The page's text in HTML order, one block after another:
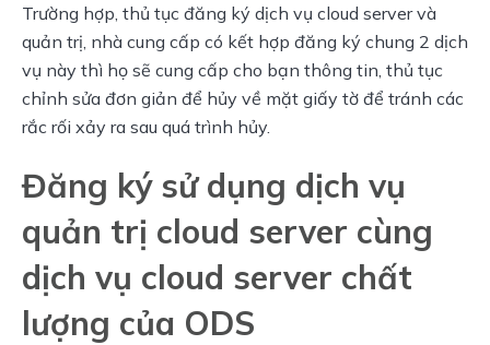
Trường hợp, thủ tục đăng ký dịch vụ cloud server và
quản trị, nhà cung cấp có kết hợp đăng ký chung 2 dịch
vụ này thì họ sẽ cung cấp cho bạn thông tin, thủ tục
chỉnh sửa đơn giản để hủy về mặt giấy tờ để tránh các
rắc rối xảy ra sau quá trình hủy.
Đăng ký sử dụng dịch vụ
quản trị cloud server cùng
dịch vụ cloud server chất
lượng của ODS